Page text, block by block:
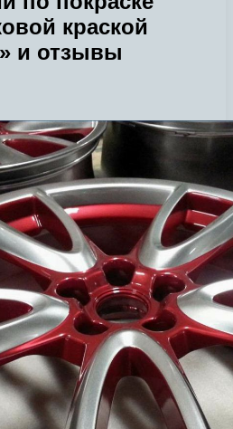
краской
и отзывы